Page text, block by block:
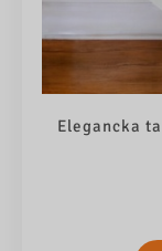
Elegancka